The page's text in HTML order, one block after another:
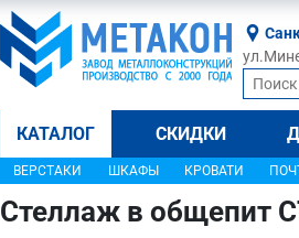
КАТАЛОГ СКИДКИ
ВЕРСТАКИ ШКАФЫ КРОВАТИ
Стеллаж в общепит